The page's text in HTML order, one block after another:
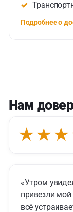
Подробнее о
Нам
«Утром
привезли мой
всё